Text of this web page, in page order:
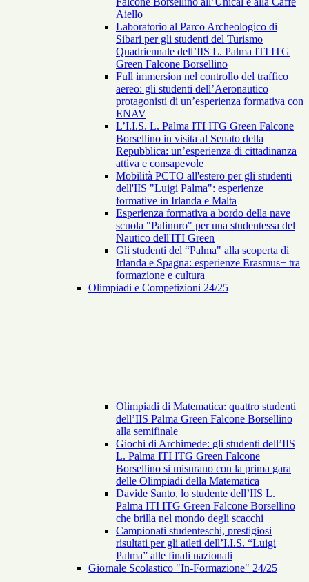
Aiello
Laboratorio al Parco Archeologico di
Sibari per gli studenti del Turismo
Quadriennale dell’IIS L. Palma ITI ITG
Green Falcone Borsellino
Full immersion nel controllo del traffico
aereo: gli studenti dell’Aeronautico
protagonisti di un’esperienza formativa con
ENAV
L’I.I.S. L. Palma ITI ITG Green Falcone
Borsellino in visita al Senato della
Repubblica: un’esperienza di cittadinanza
attiva e consapevole
Mobilità PCTO all'estero per gli studenti
dell'IIS "Luigi Palma": esperienze
formative in Irlanda e Malta
Esperienza formativa a bordo della nave
scuola "Palinuro" per una studentessa del
Nautico dell'ITI Green
Gli studenti del “Palma" alla scoperta di
Irlanda e Spagna: esperienze Erasmus+ tra
formazione e cultura
Olimpiadi e Competizioni 24/25
Olimpiadi di Matematica: quattro studenti
dell’IIS Palma Green Falcone Borsellino
alla semifinale
Giochi di Archimede: gli studenti dell’IIS
L. Palma ITI ITG Green Falcone
Borsellino si misurano con la prima gara
delle Olimpiadi della Matematica
Davide Santo, lo studente dell’IIS L.
Palma ITI ITG Green Falcone Borsellino
che brilla nel mondo degli scacchi
Campionati studenteschi, prestigiosi
risultati per gli atleti dell’I.I.S. “Luigi
Palma” alle finali nazionali
Giornale Scolastico "In-Formazione" 24/25